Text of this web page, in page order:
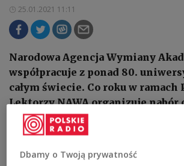
25.01.2021 11:11
Narodowa Agencja Wymiany
współpracuje z ponad 80.
całym świecie. Co roku w ramach
Lektorzy NAWA organizuje nabór
delegowane do pracy w
uczelniach.
Dbamy o Twoją prywatność